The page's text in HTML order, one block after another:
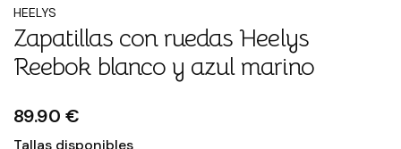
HEELYS
Zapatillas con ruedas Heelys
Reebok blanco y azul marino
89.90 €
Tallas disponibles